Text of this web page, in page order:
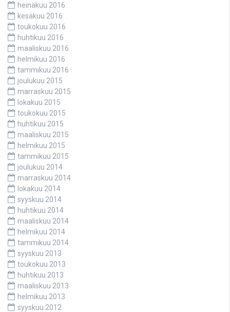
heinäkuu 2016
kesäkuu 2016
toukokuu 2016
huhtikuu 2016
maaliskuu 2016
helmikuu 2016
tammikuu 2016
joulukuu 2015
marraskuu 2015
lokakuu 2015
toukokuu 2015
huhtikuu 2015
maaliskuu 2015
helmikuu 2015
tammikuu 2015
joulukuu 2014
marraskuu 2014
lokakuu 2014
syyskuu 2014
huhtikuu 2014
maaliskuu 2014
helmikuu 2014
tammikuu 2014
syyskuu 2013
toukokuu 2013
huhtikuu 2013
maaliskuu 2013
helmikuu 2013
syyskuu 2012